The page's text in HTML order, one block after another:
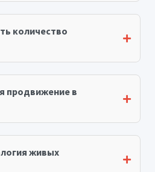
количество
продвижение в
живых